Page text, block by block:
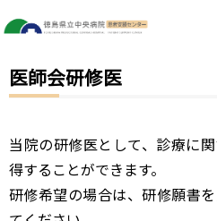
医師会研修医
当院の研修医として、診療に
得することができます。
研修希望の場合は、研修願書